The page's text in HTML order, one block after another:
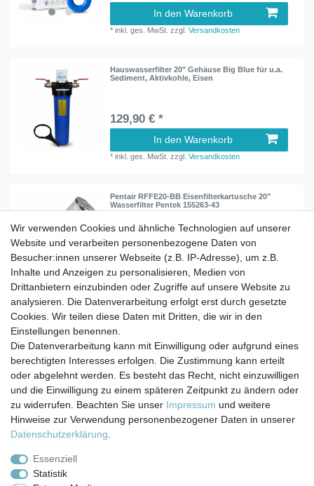
In den Warenkorb
*inkl. ges. MwSt. zzgl.Versandkosten
Hauswasserfilter 20" Gehäuse Big Blue für u.a.
Sediment, Aktivkohle, Eisen
129,90 € *
In den Warenkorb
*inkl. ges. MwSt. zzgl.Versandkosten
Pentair RFFE20-BB Eisenfilterkartusche 20"
Wasserfilter Pentek 155263-43
179,90 € *
In den Warenkorb
*inkl. ges. MwSt.zzgl. Versandkosten
Impressum Daten­schutz­erklärung AGB
Barrierefreiheitserklärung Widerrufs­recht
Wir verwenden Cookies und ähnliche Technologien auf unserer
Website und verarbeiten personenbezogene Daten von
Besucher:innen unserer Webseite (z.B. IP-Adresse), um z.B.
Inhalte und Anzeigen zu personalisieren, Medien von
Drittanbietern einzubinden oder Zugriffe auf unsere Website zu
analysieren. Die Datenverarbeitung erfolgt erst durch gesetzte
Cookies. Wir teilen diese Daten mit Dritten, die wir in den
Einstellungen benennen.
Die Datenverarbeitung kann mit Einwilligung oder aufgrund eines
berechtigten Interesses erfolgen. Die Zustimmung kann erteilt
oder abgelehnt werden. Es besteht das Recht, nicht einzuwilligen
und die Einwilligung zu einem späteren Zeitpunkt zu ändern oder
zu widerrufen. Beachten Sie unser Impressum und weitere
Hinweise zur Verwendung personenbezogener Daten in unserer
Daten­schutz­erklärung
Essenziell
Statistik